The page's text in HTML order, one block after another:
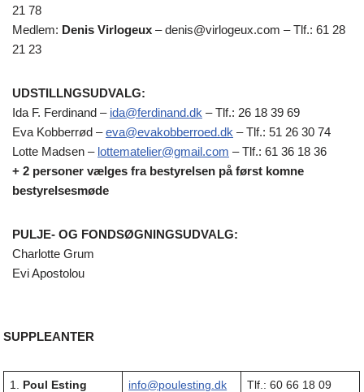
21 78
Medlem: Denis Virlogeux – denis@virlogeux.com – Tlf.: 61 28
21 23
UDSTILLNGSUDVALG:
Ida F. Ferdinand – ida@ferdinand.dk – Tlf.: 26 18 39 69
Eva Kobberrød –eva@evakobberroed.dk – Tlf.: 51 26 30 74
Lotte Madsen – lottematelier@gmail.com – Tlf.: 61 36 18 36
+ 2 personer vælges fra bestyrelsen på først komne
bestyrelsesmøde
PULJE- OG FONDSØGNINGSUDVALG:
Charlotte Grum
Evi Apostolou
SUPPLEANTER
1. Poul Esting info@poulesting.dk Tlf.: 60 66 18 09